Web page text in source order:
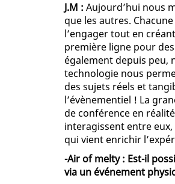
J.M : Aujourd’hui nous
que les autres.
l’engager tout en
première ligne pour
également depuis peu,
technologie nous
des sujets réels et
l’évènementiel ! La
de conférence en
interagissent entre
qui vient enrichir
-Air of melty : Est-il
via un événement